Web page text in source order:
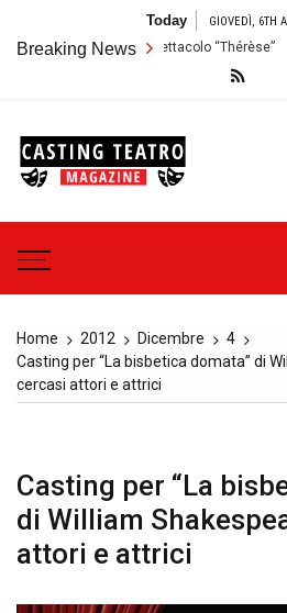
content
Today GIOVEDÌ, 6TH
Breaking News
Audizioni per lo Spettacolo “Thérèse”
teatrali
Home 2012 Dicembre
4
Casting per “La bisbetica domata” di
cercasi attori e attrici
Casting per “La
di William
attori e attrici